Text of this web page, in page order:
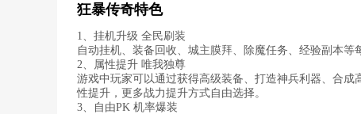
狂暴传奇特色
1、挂机升级 全民刷装
自动挂机、装备回收、城主膜拜、除魔任务、经验副本
2、属性提升 唯我独尊
游戏中玩家可以通过获得高级装备、打造神兵利器、合
性提升，更多战力提升方式自由选择。
3、自由PK 机率爆装